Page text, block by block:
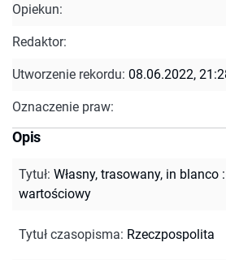
Opiekun:
Redaktor:
Utworzenie rekordu: 08.06.2022,
Oznaczenie praw:
Opis
Tytuł: Własny, trasowany, in blanco
wartościowy
Tytuł czasopisma: Rzeczpospolita